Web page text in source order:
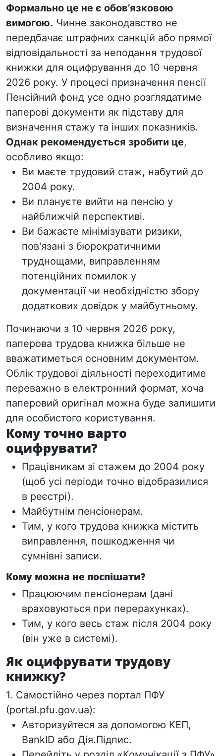
Формально це не є обов’язковою
вимогою. Чинне законодавство не
передбачає штрафних санкцій або прямої
відповідальності за неподання трудової
книжки для оцифрування до 10 червня
2026 року. У процесі призначення пенсії
Пенсійний фонд усе одно розглядатиме
паперові документи як підставу для
визначення стажу та інших показників.
Однак рекомендується зробити це,
особливо якщо:
Ви маєте трудовий стаж, набутий до
2004 року.
Ви плануєте вийти на пенсію у
найближчій перспективі.
Ви бажаєте мінімізувати ризики,
пов'язані з бюрократичними
труднощами, виправленням
потенційних помилок у
документації чи необхідністю збору
додаткових довідок у майбутньому.
Починаючи з 10 червня 2026 року,
паперова трудова книжка більше не
вважатиметься основним документом.
Облік трудової діяльності переходитиме
переважно в електронний формат, хоча
паперовий оригінал можна буде залишити
для особистого користування.
Кому точно варто
оцифрувати?
Працівникам зі стажем до 2004 року
(щоб усі періоди точно відобразилися
в реєстрі).
Майбутнім пенсіонерам.
Тим, у кого трудова книжка містить
виправлення, пошкодження чи
сумнівні записи.
Кому можна не поспішати?
Працюючим пенсіонерам (дані
враховуються при перерахунках).
Тим, у кого весь стаж після 2004 року
(він уже в системі).
Як оцифрувати трудову
книжку?
1. Самостійно через портал ПФУ
(portal.pfu.gov.ua):
Авторизуйтеся за допомогою КЕП,
BankID або Дія.Підпис.